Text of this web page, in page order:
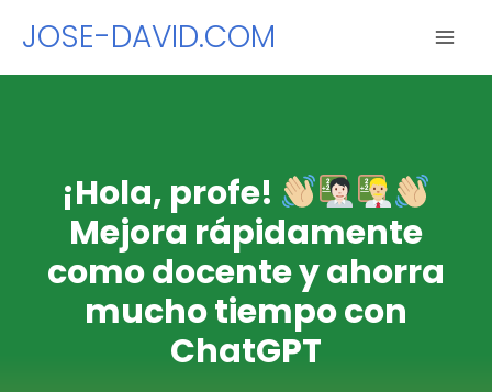
contenido
JOSE-DAVID.COM
¡Hola, profe!
Mejora rápidamente
como docente y ahorra
mucho tiempo con
ChatGPT